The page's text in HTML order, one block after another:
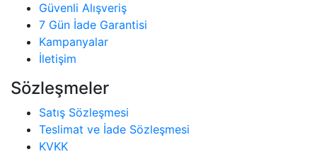
Güvenli Alışveriş
7 Gün İade Garantisi
Kampanyalar
İletişim
Sözleşmeler
Satış Sözleşmesi
Teslimat ve İade Sözleşmesi
KVKK